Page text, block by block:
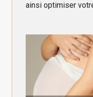
ainsi optimiser